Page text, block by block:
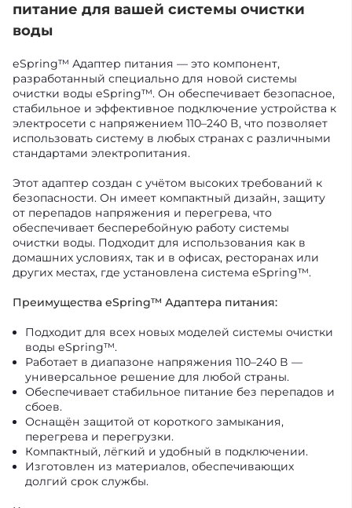
питание для вашей системы очистки
воды
eSpring™ Адаптер питания — это компонент,
разработанный специально для новой системы
очистки воды eSpring™. Он обеспечивает безопасное,
стабильное и эффективное подключение устройства к
электросети с напряжением 110–240 В, что позволяет
использовать систему в любых странах с различными
стандартами электропитания.
Этот адаптер создан с учётом высоких требований к
безопасности. Он имеет компактный дизайн, защиту
от перепадов напряжения и перегрева, что
обеспечивает бесперебойную работу системы
очистки воды. Подходит для использования как в
домашних условиях, так и в офисах, ресторанах или
других местах, где установлена система eSpring™.
Преимущества eSpring™ Адаптера питания:
Подходит для всех новых моделей системы очистки
воды eSpring™.
Работает в диапазоне напряжения 110–240 В —
универсальное решение для любой страны.
Обеспечивает стабильное питание без перепадов и
сбоев.
Оснащён защитой от короткого замыкания,
перегрева и перегрузки.
Компактный, лёгкий и удобный в подключении.
Изготовлен из материалов, обеспечивающих
долгий срок службы.